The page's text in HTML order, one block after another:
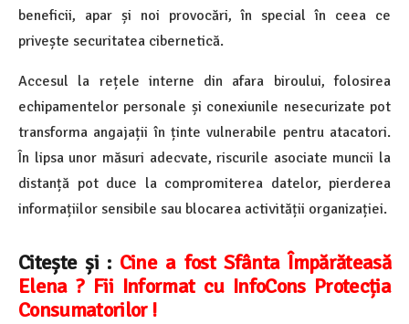
beneficii, apar și noi provocări, în special în ceea ce
privește securitatea cibernetică.
Accesul la rețele interne din afara biroului, folosirea
echipamentelor personale și conexiunile nesecurizate pot
transforma angajații în ținte vulnerabile pentru atacatori.
În lipsa unor măsuri adecvate, riscurile asociate muncii la
distanță pot duce la compromiterea datelor, pierderea
informațiilor sensibile sau blocarea activității organizației.
Citește și : Cine a fost Sfânta Împărăteasă
Elena ? Fii Informat cu InfoCons Protecția
Consumatorilor !